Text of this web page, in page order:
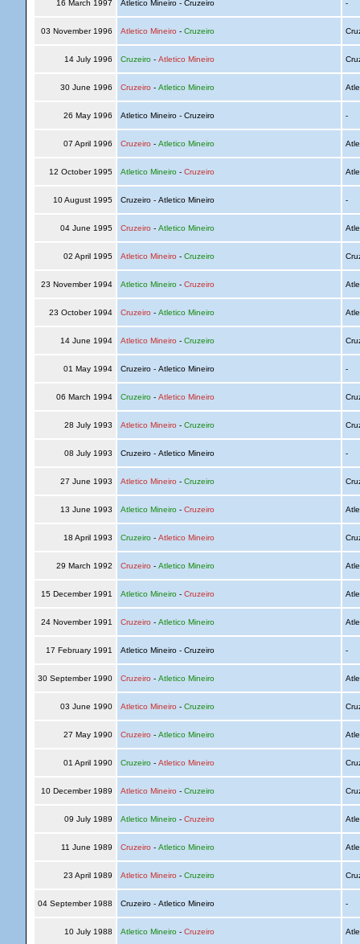
16 March 1997 Atletico Mineiro - Cruzeiro -
03 November 1996 Atletico Mineiro - Cruzeiro
14 July 1996 Cruzeiro- Atletico Mineiro
30 June 1996 Cruzeiro - Atletico Mineiro
26 May 1996 Atletico Mineiro - Cruzeiro -
07 April 1996 Cruzeiro - Atletico Mineiro
12 October 1995 Atletico Mineiro- Cruzeiro
10 August 1995 Cruzeiro - Atletico Mineiro -
04 June 1995 Cruzeiro - Atletico Mineiro
02 April 1995 Atletico Mineiro - Cruzeiro
23 November 1994 Atletico Mineiro- Cruzeiro
23 October 1994 Cruzeiro - Atletico Mineiro
14 June 1994 Atletico Mineiro - Cruzeiro
01 May 1994 Cruzeiro - Atletico Mineiro -
06 March 1994 Cruzeiro- Atletico Mineiro
28 July 1993 Atletico Mineiro - Cruzeiro
08 July 1993 Cruzeiro - Atletico Mineiro -
27 June 1993 Atletico Mineiro - Cruzeiro
13 June 1993 Atletico Mineiro- Cruzeiro
18 April 1993 Cruzeiro- Atletico Mineiro
29 March 1992 Cruzeiro - Atletico Mineiro
15 December 1991 Atletico Mineiro- Cruzeiro
24 November 1991 Cruzeiro - Atletico Mineiro
17 February 1991 Atletico Mineiro - Cruzeiro -
30 September 1990 Cruzeiro - Atletico Mineiro
03 June 1990 Atletico Mineiro - Cruzeiro
27 May 1990 Cruzeiro - Atletico Mineiro
01 April 1990 Cruzeiro- Atletico Mineiro
10 December 1989 Atletico Mineiro - Cruzeiro
09 July 1989 Atletico Mineiro- Cruzeiro
11 June 1989 Cruzeiro - Atletico Mineiro
23 April 1989 Atletico Mineiro - Cruzeiro
04 September 1988 Cruzeiro - Atletico Mineiro -
10 July 1988 Atletico Mineiro- Cruzeiro